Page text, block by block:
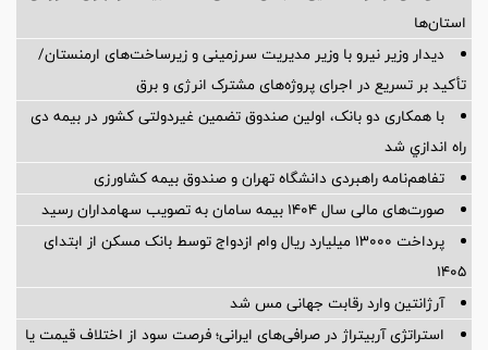
استان‌ها
دیدار وزیر نیرو با وزیر مدیریت سرزمینی و زیرساخت‌های ارمنستان/
تأکید بر تسریع در اجرای پروژه‌های مشترک انرژی و برق
با همکاری دو بانک، اولین صندوق تضمین غیردولتی کشور در بیمه دی
راه اندازي شد
تفاهم‌نامه راهبردی دانشگاه تهران و صندوق بیمه كشاورزی
صورت‌های مالی سال ۱۴۰۴ بیمه سامان به تصویب سهامداران رسید
پرداخت ۱۳۰۰۰ میلیارد ریال وام ازدواج توسط بانک مسکن از ابتدای
۱۴۰۵
آرژانتین وارد رقابت جهانی مس شد
استراتژی آربیتراژ در صرافی‌های ایرانی؛ فرصت سود از اختلاف قیمت یا